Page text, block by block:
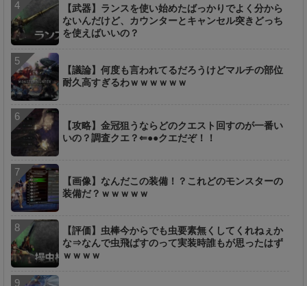
【武器】ランスを使い始めたばっかりでよく分から
ないんだけど、カウンターとキャンセル突きどっち
を使えばいいの？
【議論】何度も言われてるだろうけどマルチの部位
耐久高すぎるわｗｗｗｗｗｗ
【攻略】金冠狙うならどのクエスト回すのが一番い
いの？調査クエ？⇐●●クエだぞ！！
【画像】なんだこの装備！？これどのモンスターの
装備だ？ｗｗｗｗｗ
【評価】虫棒今からでも虫要素無くしてくれねぇか
な⇒なんで虫飛ばすのって実装時誰もが思ったはず
ｗｗｗｗ